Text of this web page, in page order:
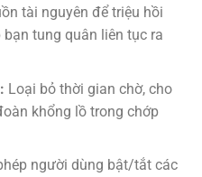
tài nguyên để triệu hồi
tung quân liên tục ra
Loại bỏ thời gian chờ, cho
khổng lồ trong chớp
người dùng bật/tắt các